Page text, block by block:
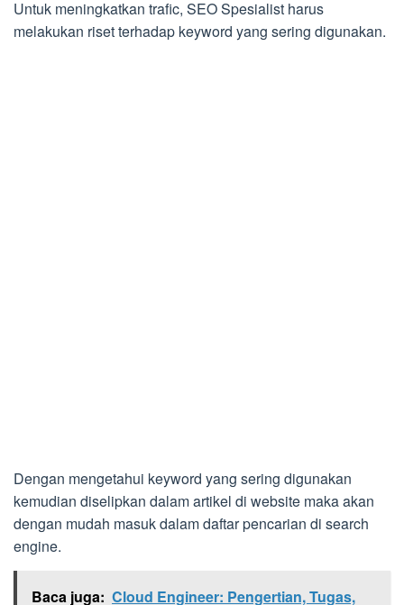
Untuk meningkatkan trafic, SEO Spesialist harus
melakukan riset terhadap keyword yang sering digunakan.
Dengan mengetahui keyword yang sering digunakan
kemudian diselipkan dalam artikel di website maka akan
dengan mudah masuk dalam daftar pencarian di search
engine.
Baca juga: Cloud Engineer: Pengertian, Tugas,